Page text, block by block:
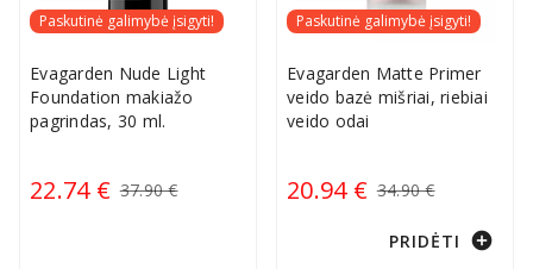
Paskutinė galimybė įsigyti!
Evagarden Nude Light
Foundation makiažo
pagrindas, 30 ml.
22.74 € 37.90 €
Paskutinė galimybė įsigyti!
Evagarden Matte Primer
veido bazė mišriai, riebiai
veido odai
20.94 € 34.90 €
PRIDĖTI add_circle